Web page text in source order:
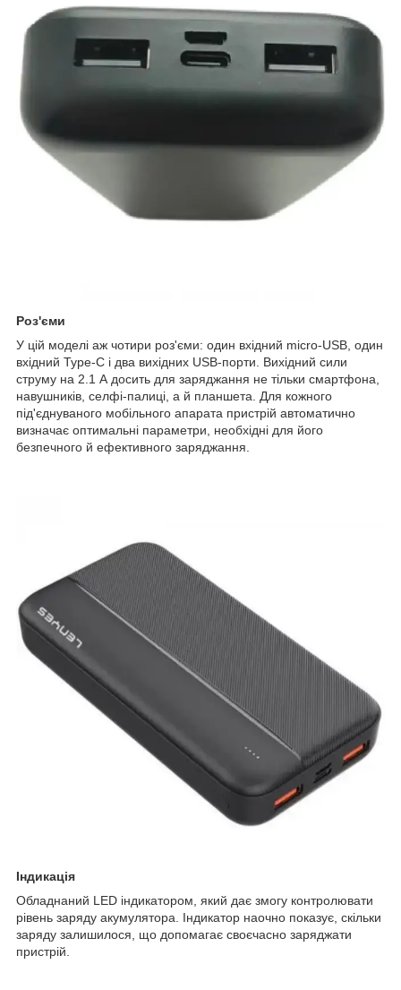
Роз'єми
У цій моделі аж чотири роз'єми: один вхідний micro-USB, один
вхідний Type-C і два вихідних USB-порти. Вихідний сили
струму на 2.1 А досить для заряджання не тільки смартфона,
навушників, селфі-палиці, а й планшета. Для кожного
під'єднуваного мобільного апарата пристрій автоматично
визначає оптимальні параметри, необхідні для його
безпечного й ефективного заряджання.
Індикація
Обладнаний LED індикатором, який дає змогу контролювати
рівень заряду акумулятора. Індикатор наочно показує, скільки
заряду залишилося, що допомагає своєчасно заряджати
пристрій.